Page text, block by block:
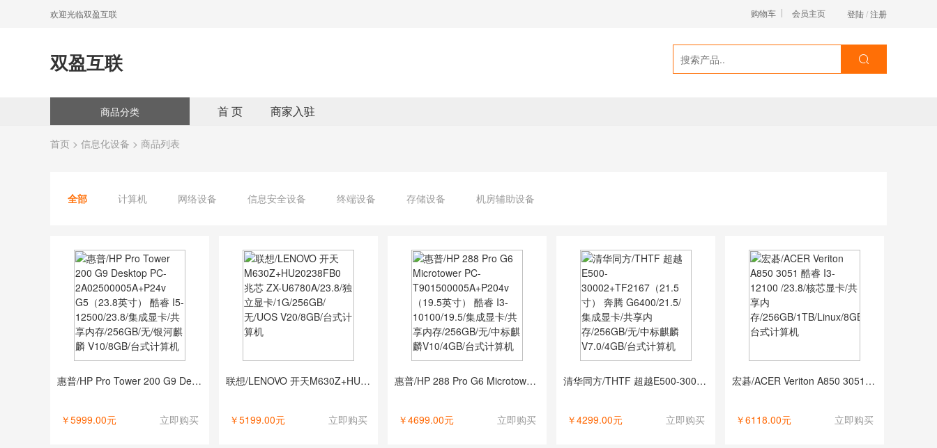
欢迎光临双盈互联 购物车 会员主页 登陆/注册
双盈互联
商品分类 首 页 商家入驻
首页 > 信息化设备 > 商品列表
全部 计算机 网络设备 信息安全设备 终端设备 存储设备 机房辅助设备
惠普/HP Pro Tower 200 G9 Desktop PC-2A02500005A+P24v G5（23.8英寸） 酷睿 I5-12500/23.8/集成显卡/共享内存/256GB/无/银河麒麟 V10/8GB/台式计算机
￥5999.00元 立即购买
联想/LENOVO 开天M630Z+HU20238FB0 兆芯 ZX-U6780A/23.8/独立显卡/1G/256GB/无/UOS V20/8GB/台式计算机
￥5199.00元 立即购买
惠普/HP 288 Pro G6 Microtower PC-T901500005A+P204v （19.5英寸） 酷睿 I3-10100/19.5/集成显卡/共享内存/256GB/无/中标麒麟V10/4GB/台式计算机
￥4699.00元 立即购买
清华同方/THTF 超越E500-30002+TF2167（21.5寸） 奔腾 G6400/21.5/集成显卡/共享内存/256GB/无/中标麒麟V7.0/4GB/台式计算机
￥4299.00元 立即购买
宏碁/ACER Veriton A850 3051 酷睿 I3-12100 /23.8/核芯显卡/共享内存/256GB/1TB/Linux/8GB/台式计算机
￥6118.00元 立即购买